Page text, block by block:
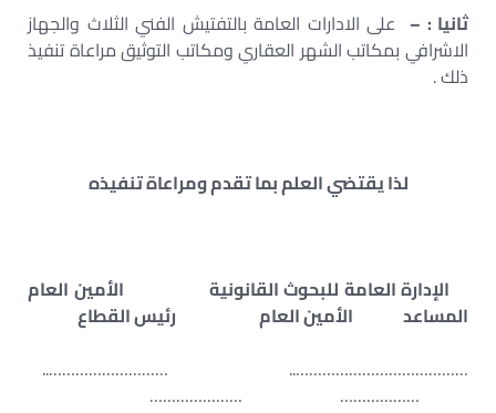
ثانيا : – على الادارات العامة بالتفتيش الفني الثلاث والجهاز
الاشرافي بمكاتب الشهر العقاري ومكاتب التوثيق مراعاة تنفيذ
ذلك .
لذا يقتضي العلم بما تقدم ومراعاة تنفيذه
الإدارة العامة للبحوث القانونية الأمين العام
المساعد الأمين العام رئيس القطاع
………………………………….. ………………………..
……………… …………………